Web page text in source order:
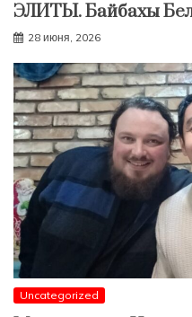
ЭЛИТЫ. Байбахы
28 июня, 2026
Uncategorized